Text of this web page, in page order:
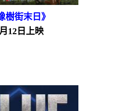
樹街末日》
12日上映